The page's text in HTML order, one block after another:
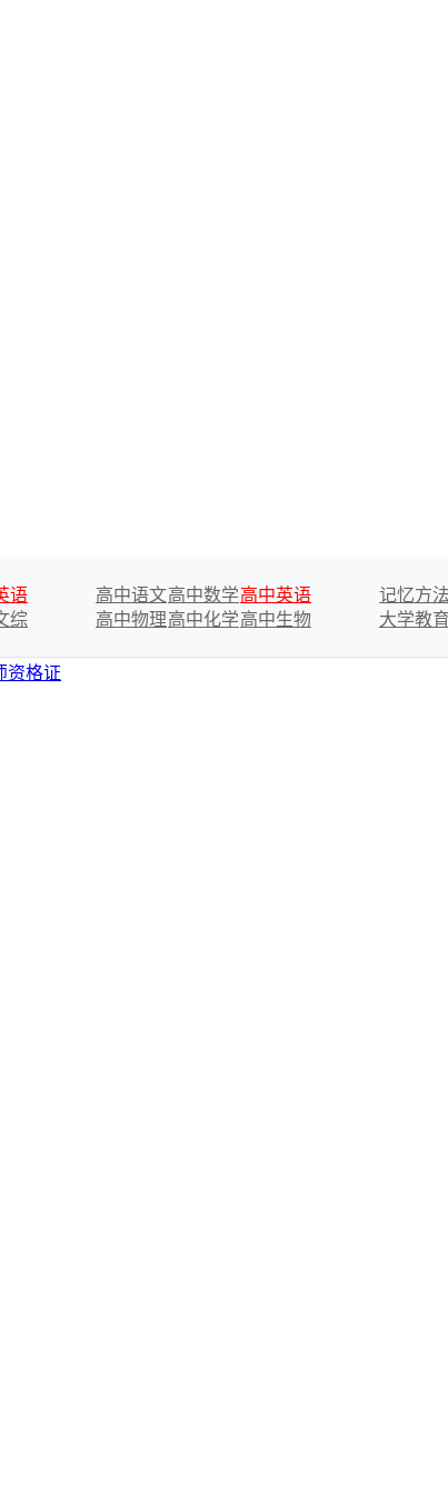
语
综
高中语文高中数学高中英语
高中物理高中化学高中生物
记忆方法
大学教育
资格证